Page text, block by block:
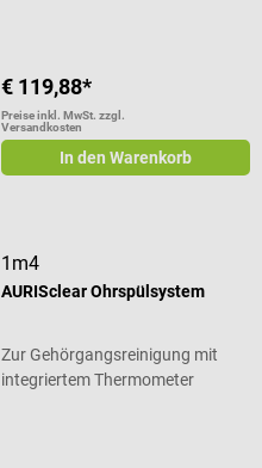
€ 119,88*
Preise inkl. MwSt. zzgl.
Versandkosten
In den Warenkorb
1m4
AURISclear Ohrspülsystem
Zur Gehörgangsreinigung mit
integriertem Thermometer